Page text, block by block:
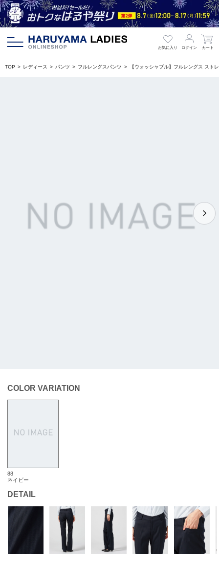
お気に入り ログイン カート
TOP レディース パンツ フルレングスパンツ 【ウォッシャブル】フルレングス ス
COLOR VARIATION
88
ネイビー
DETAIL